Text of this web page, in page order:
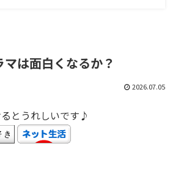
は面白くなるか？
2026.07.05
とうれしいです♪